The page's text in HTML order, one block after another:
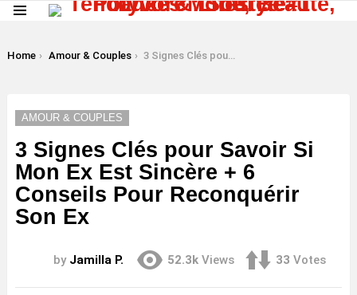
You are here:
Home Amour & Couples 3 Signes Clés pour Savoir Si Mon Ex Est Sincère + 6 Conseils Pour Reconquérir Son Ex
AMOUR & COUPLES
3 Signes Clés pour Savoir Si
Mon Ex Est Sincère + 6
Conseils Pour Reconquérir
Son Ex
by Jamilla P. 52.3k Views 33 Votes